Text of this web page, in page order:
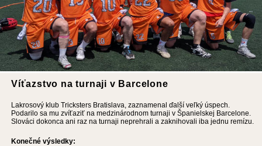
Víťazstvo na turnaji v Barcelone
Lakrosový klub Tricksters Bratislava, zaznamenal ďalší veľký úspech.
Podarilo sa mu zvíťaziť na medzinárodnom turnaji v Španielskej Barcelone.
Slováci dokonca ani raz na turnaji neprehrali a zaknihovali iba jednu remízu.
Konečné výsledky: